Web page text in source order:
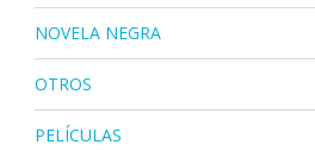
NOVELA NEGRA
OTROS
PELÍCULAS